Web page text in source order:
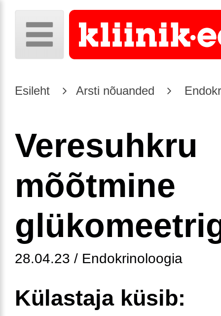
Esileht Arsti nõuanded
Veresuhkru
mõõtmine
28.04.23 / Endokrinoloogia
Külastaja küsib: